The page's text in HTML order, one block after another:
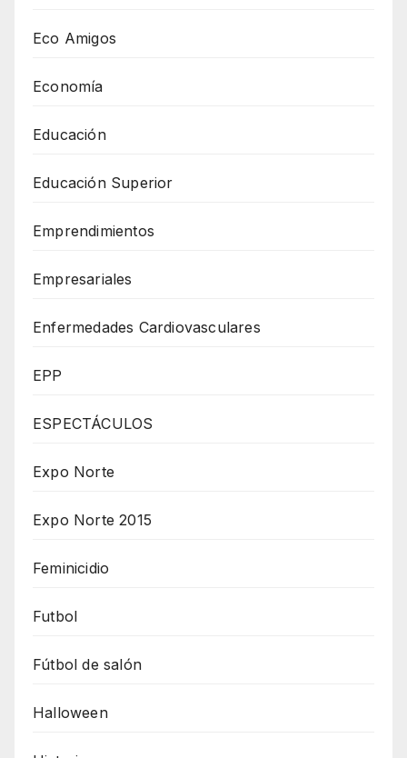
Eco Amigos
Economía
Educación
Educación Superior
Emprendimientos
Empresariales
Enfermedades Cardiovasculares
EPP
ESPECTÁCULOS
Expo Norte
Expo Norte 2015
Feminicidio
Futbol
Fútbol de salón
Halloween